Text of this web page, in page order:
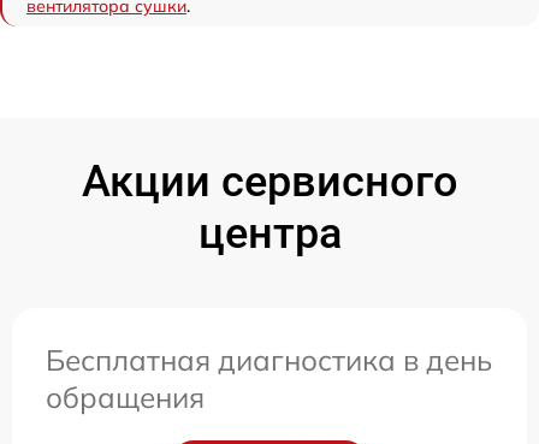
вентилятора сушки.
Акции сервисного
центра
Бесплатная диагностика в день
обращения